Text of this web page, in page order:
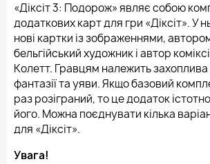
«Діксіт 3: Подорож» являє собою
додаткових карт для гри «Діксіт». У
нові картки із зображеннями,
бельгійський художник і автор
Колетт. Гравцям належить
фантазії та уяви. Якщо базовий
раз розіграний, то це додаток
його. Можна поєднувати кілька
для «Діксіт».
Увага!